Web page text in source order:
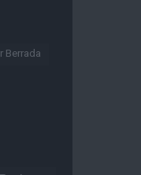
Berrada